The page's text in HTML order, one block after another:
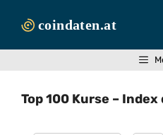
Inhalt
Top 100 Kurse –